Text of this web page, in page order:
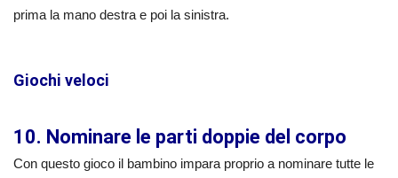
prima la mano destra e poi la sinistra.
Giochi veloci
10. Nominare le parti doppie del corpo
Con questo gioco il bambino impara proprio a nominare tutte le